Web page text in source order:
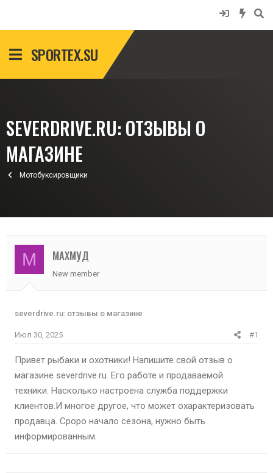
SPORTEX.SU
SEVERDRIVE.RU: ОТЗЫВЫ О
МАГАЗИНЕ
Мотобуксировщики
М МАХМУД
New member
severdrive.ru: отзывы о магазине
Июл 30, 2025 #1
Привет рыбаки и охотники! Напишите свой отзыв о
магазине severdrive.ru. Его работе и продаваемой
техники. Насколько настроена служба поддержки
клиентов.И многое другое, что может охарактеризовать
продавца. Сроро начало сезона, нужно быть
информированным.